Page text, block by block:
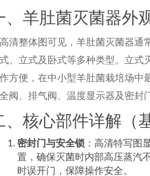
、羊肚菌灭菌器外
清整体图可见，羊肚菌灭菌器通
、立式及卧式等多种类型。立式
方便，在中小型羊肚菌栽培场中
阀、排气阀、温度显示器及密封
、核心部件详解（
密封门与安全锁 ：高清特写图
置，确保灭菌时内部高压蒸汽
时误开门，保障操作安全。